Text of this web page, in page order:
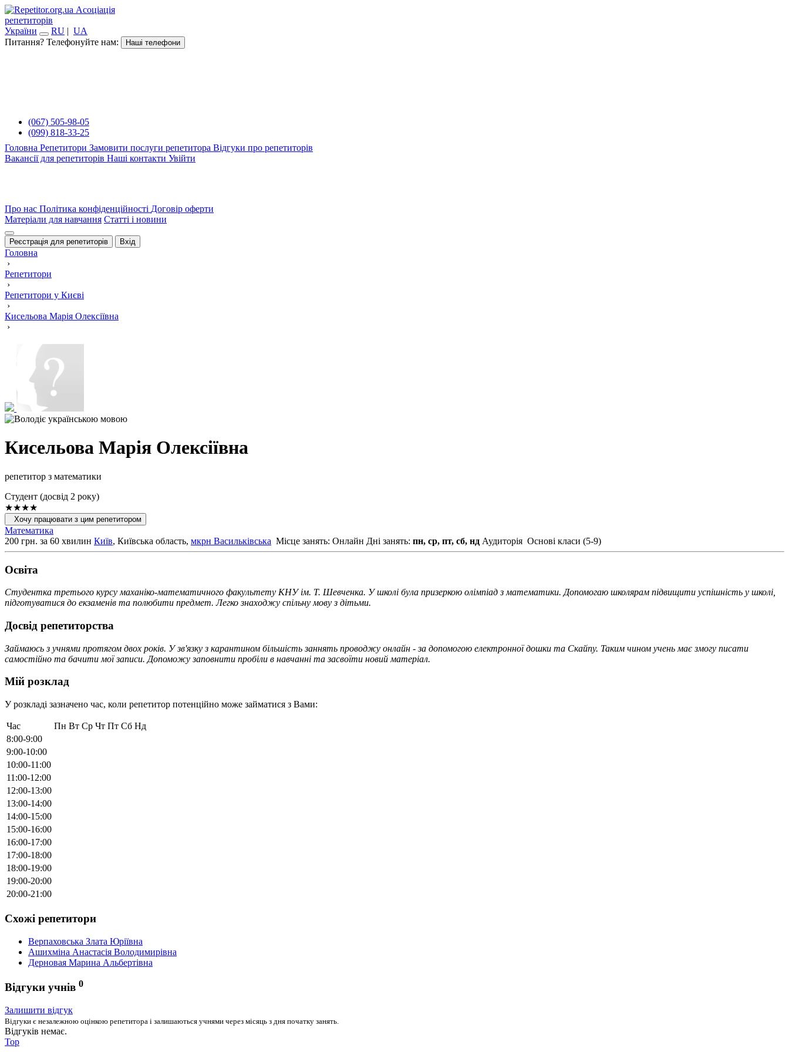
Асоціація
репетиторів
України
RU | UA
Питання? Телефонуйте нам:
Наші телефони
(067) 505-98-05
(099) 818-33-25
Головна Репетитори Замовити послуги репетитора Відгуки про репетиторів
Вакансії для репетиторів Наші контакти Увійти
Про нас Політика конфіденційності Договір оферти
Матеріали для навчання Статті і новини
Реєстрація для репетиторів Вхід
Головна
›
Репетитори
›
Репетитори у Києві
›
Кисельова Марія Олексіївна
›
Кисельова Марія Олексіївна
репетитор з математики
Cтудент (досвід 2 року)
★★★★
Хочу працювати з цим репетитором
Математика
200 грн. за 60 хвилин Київ, Київська область, мкрн Васильківська Місце занять: Онлайн Дні занять: пн, ср, пт, сб, нд Аудиторія Основі класи (5-9)
Освiта
Студентка третього курсу маханіко-математичного факультету КНУ ім. Т. Шевченка. У школі була призеркою олімпіад з математики. Допомогаю школярам підвищити успішність у школі,
підготуватися до екзаменів та полюбити предмет. Легко знаходжу спільну мову з дітьми.
Досвід репетиторства
Займаюсь з учнями протягом двох років. У зв'язку з карантином більшість заннять проводжу онлайн - за допомогою електронної дошки та Скайпу. Таким чином учень має змогу писати
самостійно та бачити мої записи. Допоможу заповнити пробіли в навчанні та засвоїти новий матеріал.
Мій розклад
У розкладі зазначено час, коли репетитор потенційно може займатися з Вами:
Час Пн Вт Ср Чт Пт Сб Нд
8:00-9:00
9:00-10:00
10:00-11:00
11:00-12:00
12:00-13:00
13:00-14:00
14:00-15:00
15:00-16:00
16:00-17:00
17:00-18:00
18:00-19:00
19:00-20:00
20:00-21:00
Схожі репетитори
Верпаховська Злата Юріївна
Ашихміна Анастасія Володимирівна
Дерновая Марина Альбертівна
Відгуки учнів 0
Залишити відгук
Відгуки є незалежною оцінкою репетитора і залишаються учнями через місяць з дня початку занять.
Відгуків немає.
Top